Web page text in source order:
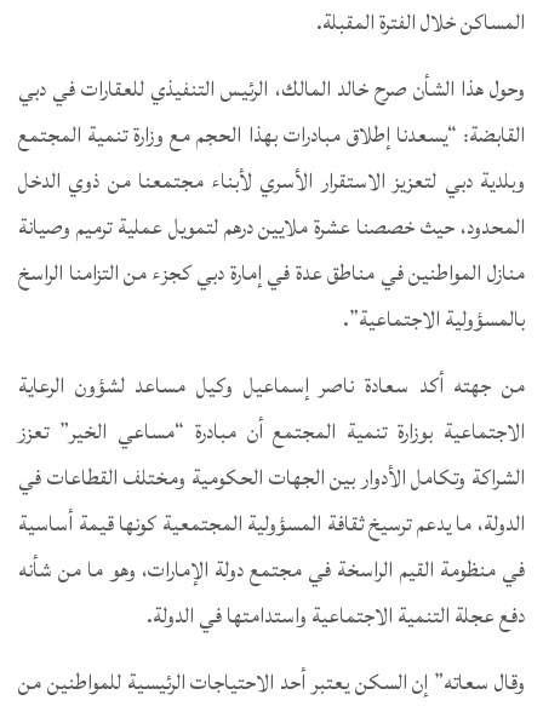
المساكن خلال الفترة المقبلة.
وحول هذا الشأن صرح خالد المالك، الرئيس التنفيذي للعقارات في دبي
القابضة: “يسعدنا إطلاق مبادرات بهذا الحجم مع وزارة تنمية المجتمع
وبلدية دبي لتعزيز الاستقرار الأسري لأبناء مجتمعنا من ذوي الدخل
المحدود، حيث خصصنا عشرة ملايين درهم لتمويل عملية ترميم وصيانة
منازل المواطنين في مناطق عدة في إمارة دبي كجزء من التزامنا الراسخ
بالمسؤولية الاجتماعية”.
من جهته أكد سعادة ناصر إسماعيل وكيل مساعد لشؤون الرعاية
الاجتماعية بوزارة تنمية المجتمع أن مبادرة “مساعي الخير” تعزز
الشراكة وتكامل الأدوار بين الجهات الحكومية ومختلف القطاعات في
الدولة، ما يدعم ترسيخ ثقافة المسؤولية المجتمعية كونها قيمة أساسية
في منظومة القيم الراسخة في مجتمع دولة الإمارات، وهو ما من شأنه
دفع عجلة التنمية الاجتماعية واستدامتها في الدولة.
وقال سعاته” إن السكن يعتبر أحد الاحتياجات الرئيسية للمواطنين من